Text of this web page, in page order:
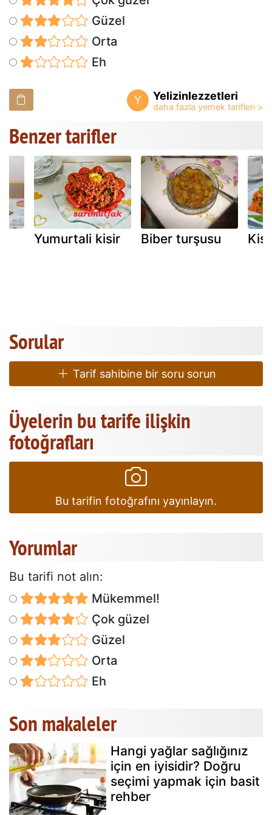
Güzel
Orta
Eh
Y Yelizinlezzetleri
Benzer tarifler
Yumurtali kisir Biber turşusu
Sorular
Tarif sahibine bir soru sorun
Üyelerin bu tarife ilişkin
fotoğrafları
Bu tarifin fotoğrafını yayınlayın.
Yorumlar
Bu tarifi not alın:
Mükemmel!
Çok güzel
Güzel
Orta
Eh
Son makaleler
Hangi yağlar sağlığınız
için en iyisidir? Doğru
seçimi yapmak için basit
rehber